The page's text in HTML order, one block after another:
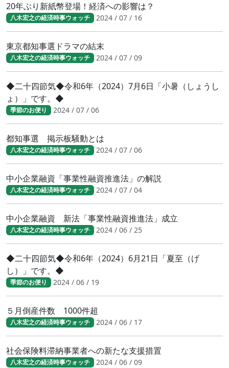
20年ぶり新紙幣登場！経済への影響は？
八木宏之の経済時事ウォッチ 2024 / 07 / 16
東京都知事選ドラマの結末
八木宏之の経済時事ウォッチ 2024 / 07 / 09
◆二十四節気◆令和6年（2024）7月6日「小暑（しょうし
ょ）」です。◆
季節のお便り 2024 / 07 / 06
都知事選 掲示板騒動とは
八木宏之の経済時事ウォッチ 2024 / 07 / 06
中小企業融資「事業性融資推進法」の解説
八木宏之の経済時事ウォッチ 2024 / 07 / 04
中小企業融資 新法「事業性融資推進法」成立
八木宏之の経済時事ウォッチ 2024 / 06 / 25
◆二十四節気◆令和6年（2024）6月21日「夏至（げ
し）」です。◆
季節のお便り 2024 / 06 / 19
５月倒産件数 1000件超
八木宏之の経済時事ウォッチ 2024 / 06 / 17
社会保険料滞納事業者への新たな支援措置
八木宏之の経済時事ウォッチ 2024 / 06 / 09